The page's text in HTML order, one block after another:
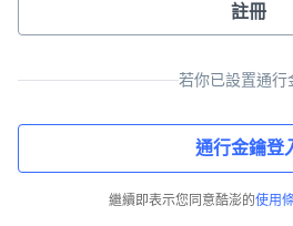
註冊
若你已設置通行
通行金鑰登
繼續即表示您同意酷澎的使用